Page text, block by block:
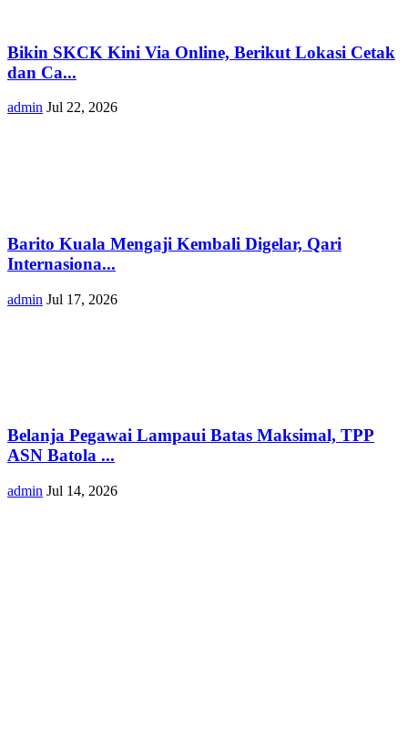
Bikin SKCK Kini Via Online, Berikut Lokasi Cetak
dan Ca...
admin Jul 22, 2026
Barito Kuala Mengaji Kembali Digelar, Qari
Internasiona...
admin Jul 17, 2026
Belanja Pegawai Lampaui Batas Maksimal, TPP
ASN Batola ...
admin Jul 14, 2026